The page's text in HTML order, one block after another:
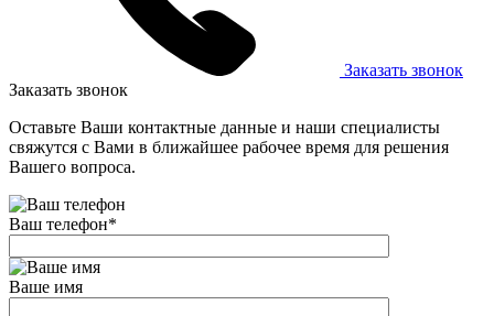
Заказать звонок
Заказать звонок
Оставьте Ваши контактные данные и наши специалисты
свяжутся с Вами в ближайшее рабочее время для решения
Вашего вопроса.
Ваш телефон*
Ваше имя